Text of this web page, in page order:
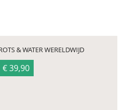
& WATER WERELDWIJD
€ 39,90